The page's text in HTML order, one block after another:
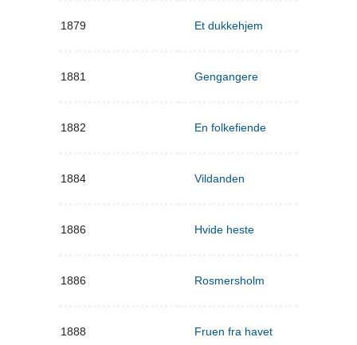
1879 Et dukkehjem
1881 Gengangere
1882 En folkefiende
1884 Vildanden
1886 Hvide heste
1886 Rosmersholm
1888 Fruen fra havet